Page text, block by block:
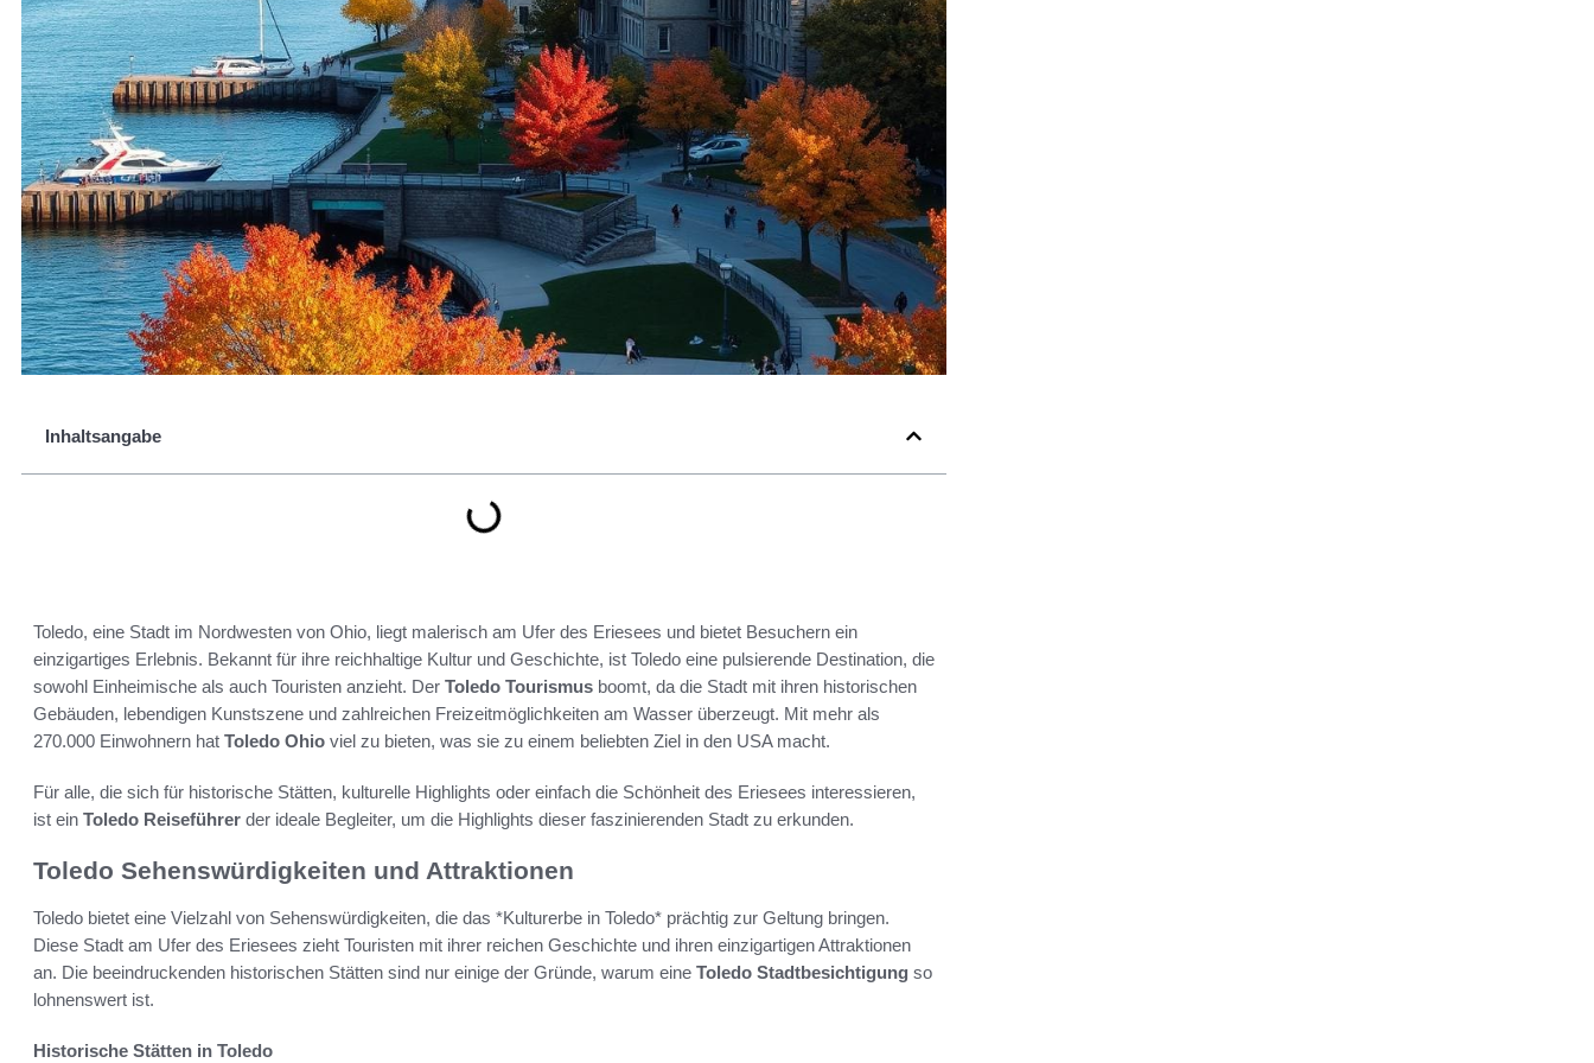
Inhaltsangabe
Toledo, eine Stadt im Nordwesten von Ohio, liegt malerisch am Ufer des Eriesees und bietet Besuchern ein
einzigartiges Erlebnis. Bekannt für ihre reichhaltige Kultur und Geschichte, ist Toledo eine pulsierende Destination, die
sowohl Einheimische als auch Touristen anzieht. Der Toledo Tourismus boomt, da die Stadt mit ihren historischen
Gebäuden, lebendigen Kunstszene und zahlreichen Freizeitmöglichkeiten am Wasser überzeugt. Mit mehr als
270.000 Einwohnern hat Toledo Ohio viel zu bieten, was sie zu einem beliebten Ziel in den USA macht.
Für alle, die sich für historische Stätten, kulturelle Highlights oder einfach die Schönheit des Eriesees interessieren,
ist ein Toledo Reiseführer der ideale Begleiter, um die Highlights dieser faszinierenden Stadt zu erkunden.
Toledo Sehenswürdigkeiten und Attraktionen
Toledo bietet eine Vielzahl von Sehenswürdigkeiten, die das *Kulturerbe in Toledo* prächtig zur Geltung bringen.
Diese Stadt am Ufer des Eriesees zieht Touristen mit ihrer reichen Geschichte und ihren einzigartigen Attraktionen
an. Die beeindruckenden historischen Stätten sind nur einige der Gründe, warum eine Toledo Stadtbesichtigung so
lohnenswert ist.
Historische Stätten in Toledo